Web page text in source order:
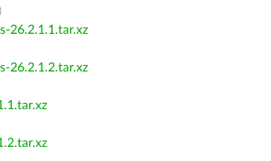
)
26.2.1.1.tar.xz
26.2.1.2.tar.xz